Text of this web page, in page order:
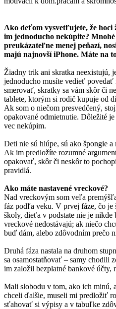
Ako deťom vysvetľujete, že hoci
im jednoducho nekúpite?
preukázateľne menej peňazí,
majú najnovší iPhone. Máte na
Žiadny trik ani skratka neexistujú,
jednoducho musíte vedieť povedať
smerovať, skratky sa vám skôr či
tablete, ktorým si rodič kupuje od
Ak som o niečom presvedčený,
opakované odmietnutie. Dôležité
vec nekúpim.
Deti nie sú hlúpe, sú ako špongie
Ak im predložíte rozumné
opakovať, skôr či neskôr to
pravidlá.
Ako máte nastavené vreckové?
Nad vreckovým som veľa
fáz podľa veku. V prvej fáze, čo je
školy, dieťa v podstate nie je
vreckové nedostávajú; ak niečo
buď dám, alebo zdôvodním prečo
Druhá fáza nastala na druhom
sa osamostatňovať – samy chodili
im založil bezplatné bankové účty,
Mali slobodu v tom, ako ich minú,
chceli ďalšie, museli mi predložiť
sťahovať si výpisy a v tabuľke